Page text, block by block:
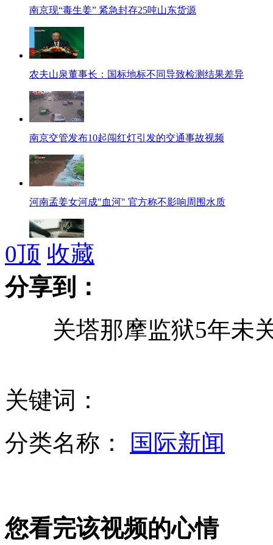
南京现“毒生姜” 紧急封存25吨山东货源
农夫山泉董事长：国标地标不同导致检测结果差异
南京交管发布10起闯红灯引发的交通事故视频
河南孟姜女河成"血河" 官方称不影响周围水质
焦点访谈:假羊肉的前世今生 多靠低价羊油提味
实拍：广州一男子因感情问题欲跳桥轻生
粗心父亲给儿穿衣 拉链夹住孩子生殖器
国务院决定再取消和下放62项行政审批事项
阿里巴巴斥资5.86亿美元购买新浪微博18%股份
0顶 收藏
分享到：
关塔那摩监狱5年未关
关键词：
分类名称：
国际新闻
您看完该视频的心情